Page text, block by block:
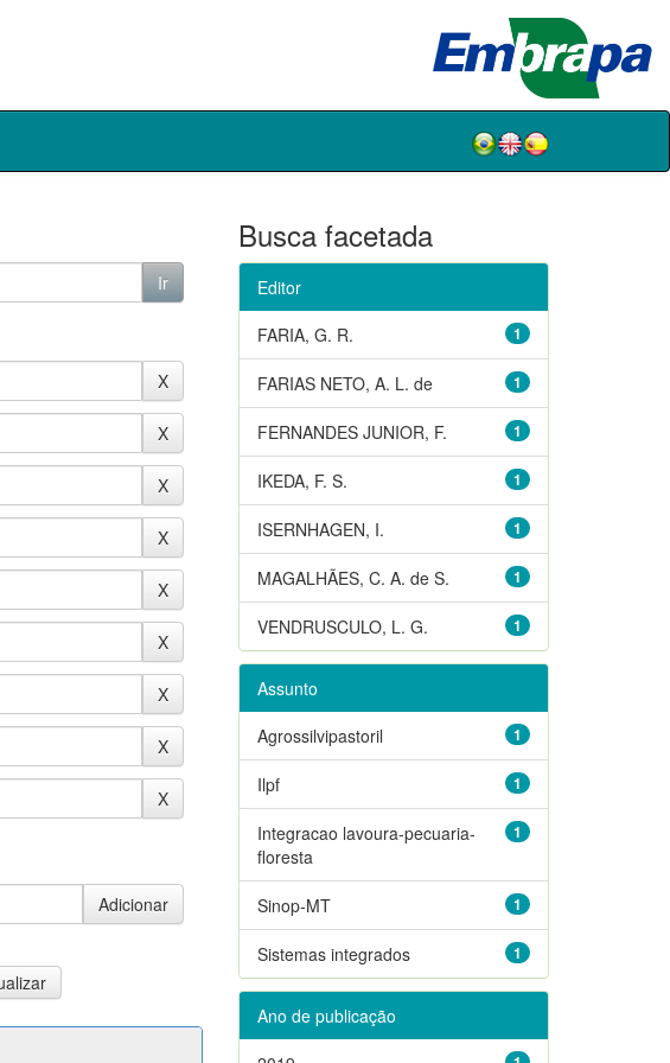
Busca facetada
Editor
1
FARIA, G. R.
1
FARIAS NETO, A. L. de
1
FERNANDES JUNIOR, F.
1
IKEDA, F. S.
1
ISERNHAGEN, I.
1
MAGALHÃES, C. A. de S.
1
VENDRUSCULO, L. G.
Assunto
1
Agrossilvipastoril
1
Ilpf
1
Integracao lavoura-pecuaria-
floresta
1
Sinop-MT
1
Sistemas integrados
Ano de publicação